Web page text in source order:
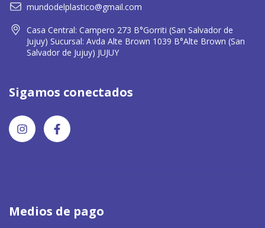
mundodelplastico@gmail.com
Casa Central: Campero 273 B°Gorriti (San Salvador de
Jujuy) Sucursal: Avda Alte Brown 1039 B°Alte Brown (San
Salvador de Jujuy) JUJUY
Sigamos conectados
Medios de pago